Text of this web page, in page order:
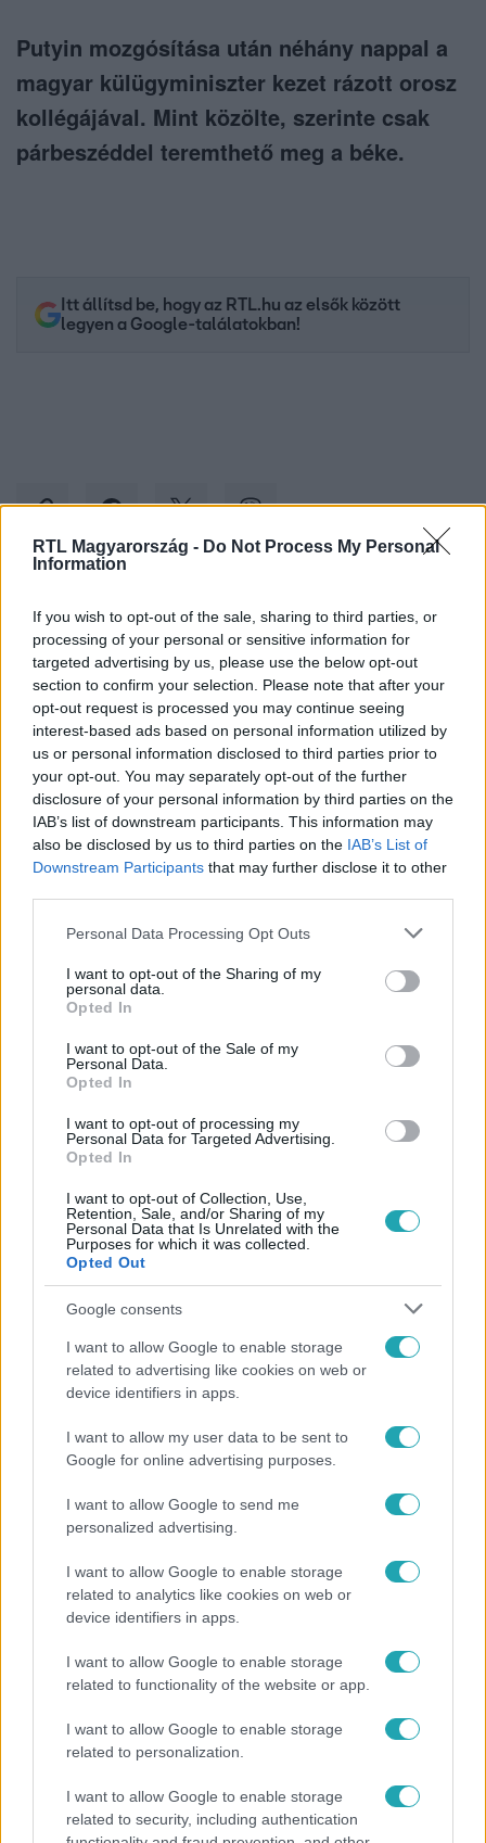
RTL Magyarország - Do Not Process My Personal
Information
If you wish to opt-out of the sale, sharing to third parties, or
processing of your personal or sensitive information for
targeted advertising by us, please use the below opt-out
section to confirm your selection. Please note that after your
opt-out request is processed you may continue seeing
interest-based ads based on personal information utilized by
us or personal information disclosed to third parties prior to
your opt-out. You may separately opt-out of the further
disclosure of your personal information by third parties on the
IAB’s list of downstream participants. This information may
also be disclosed by us to third parties on the IAB’s List of
Downstream Participants that may further disclose it to other
Please note that this website/app uses one or more Google
not limited to your visit or usage behaviour. You may click to
grant or deny consent to Google and its third-party tags to
use your data for below specified purposes in below Google
consent section.
Personal Data Processing Opt Outs
I want to opt-out of the Sharing of my
personal data.
Opted In
I want to opt-out of the Sale of my
Personal Data.
Opted In
I want to opt-out of processing my
Personal Data for Targeted Advertising.
Opted In
I want to opt-out of Collection, Use,
Retention, Sale, and/or Sharing of my
Personal Data that Is Unrelated with the
Purposes for which it was collected.
Opted Out
Google consents
I want to allow Google to enable storage
related to advertising like cookies on web or
device identifiers in apps.
I want to allow my user data to be sent to
Google for online advertising purposes.
I want to allow Google to send me
personalized advertising.
I want to allow Google to enable storage
related to analytics like cookies on web or
device identifiers in apps.
I want to allow Google to enable storage
related to functionality of the website or app.
I want to allow Google to enable storage
related to personalization.
I want to allow Google to enable storage
related to security, including authentication
Putyin mozgósítása után néhány nappal a
magyar külügyminiszter kezet rázott orosz
kollégájával. Mint közölte, szerinte csak
párbeszéddel teremthető meg a béke.
Itt állítsd be, hogy az RTL.hu az elsők között
legyen a Google-találatokban!
Kövess minket, és értesülj a friss hírekről a
Facebookon is!
Követem
#BELFÖLD # SZERGEJ LAVROV #SZIJJÁRTÓ PÉTER
#ENSZ #OROSZ-UKRÁN HÁBORÚ
Népszerű
Hazaszállították a kórházból Kati nénit, a házuk
előtt vették észre, hogy már nem él
Felrobbant egy powerbank, pillanatok alatt porig
égett egy autó Debrecenben.